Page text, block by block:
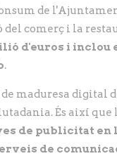
de
comerç i la
d'euros i
.
maduresa digital
És així
de publicitat en
de